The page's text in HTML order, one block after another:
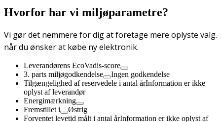
Hvorfor har vi miljøparametre?
Vi gør det nemmere for dig at foretage mere oplyste valg.
når du ønsker at købe ny elektronik.
Leverandørens EcoVadis-score
3. parts miljøgodkendelse
Ingen godkendelse
Tilgængelighed af reservedele i antal årInformation er ikke
oplyst af leverandør
Energimærkning
Fremstillet i
Østrig
Forventet levetid målt i antal årInformation er ikke oplyst af